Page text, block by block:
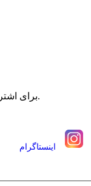
برای اشتراک در خبرنامه سایت ایمیل خود را وارد نمائید.
اينستاگرام